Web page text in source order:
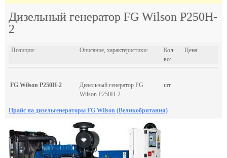
Дизельный генератор FG Wilson P250H-
2
Позиции: Описание, характеристики:
Кол-
во:
Цена:
FG Wilson P250H-2
Дизельный генератор FG
Wilson P250H-2
шт
Прайс на дизельгенераторы FG Wilson (Великобритания)